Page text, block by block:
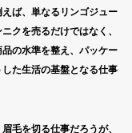
ば、単なるリンゴジュー
クを売るだけではなく、
の水準を整え、パッケー
た生活の基盤となる仕事
毛を切る仕事だろうが、